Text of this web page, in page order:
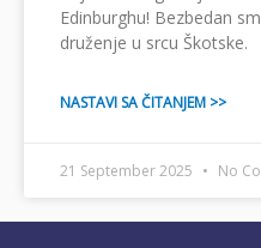
Edinburghu! Bezbedan
druženje u srcu Škotske.
NASTAVI SA ČITANJEM >>
21 September 2025 No